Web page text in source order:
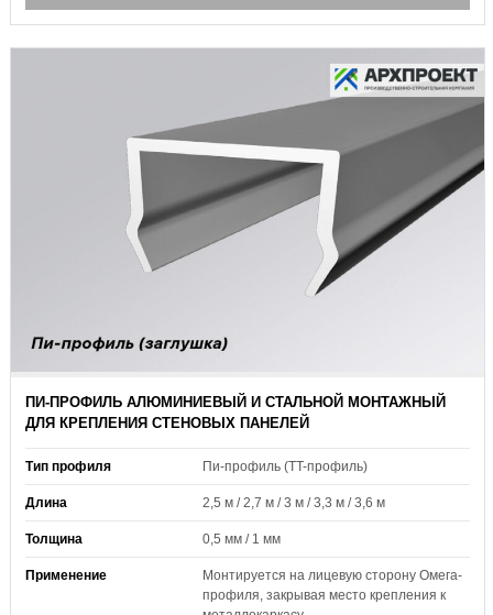
ПИ-ПРОФИЛЬ АЛЮМИНИЕВЫЙ И СТАЛЬНОЙ МОНТАЖНЫЙ
ДЛЯ КРЕПЛЕНИЯ СТЕНОВЫХ ПАНЕЛЕЙ
Тип профиля Пи-профиль (TT-профиль)
Длина 2,5 м / 2,7 м / 3 м / 3,3 м / 3,6 м
Толщина 0,5 мм / 1 мм
Применение
Монтируется на лицевую сторону Омега-
профиля, закрывая место крепления к